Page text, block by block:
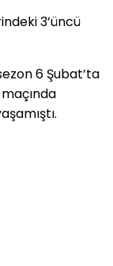
3’üncü
6 Şubat’ta